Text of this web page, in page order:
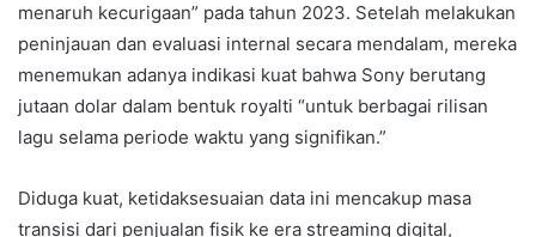
menaruh kecurigaan” pada tahun 2023. Setelah melakukan
peninjauan dan evaluasi internal secara mendalam, mereka
menemukan adanya indikasi kuat bahwa Sony berutang
jutaan dolar dalam bentuk royalti “untuk berbagai rilisan
lagu selama periode waktu yang signifikan.”
Diduga kuat, ketidaksesuaian data ini mencakup masa
transisi dari penjualan fisik ke era streaming digital,